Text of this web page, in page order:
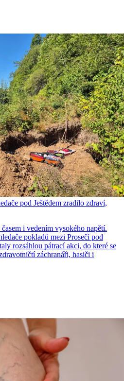
pod Ještědem zradilo zdraví,
i vedením vysokého napětí.
pokladů mezi Prosečí pod
rozsáhlou pátrací akci, do které se
záchranáři, hasiči i